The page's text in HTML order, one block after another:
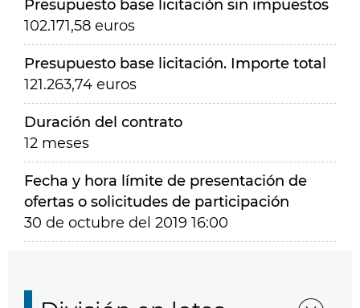
Presupuesto base licitación sin impuestos
102.171,58 euros
Presupuesto base licitación. Importe total
121.263,74 euros
Duración del contrato
12 meses
Fecha y hora límite de presentación de
ofertas o solicitudes de participación
30 de octubre del 2019 16:00